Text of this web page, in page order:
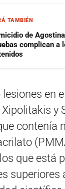
TAMBIÉN
de
complican a
en
y
contenía
que está
superiores